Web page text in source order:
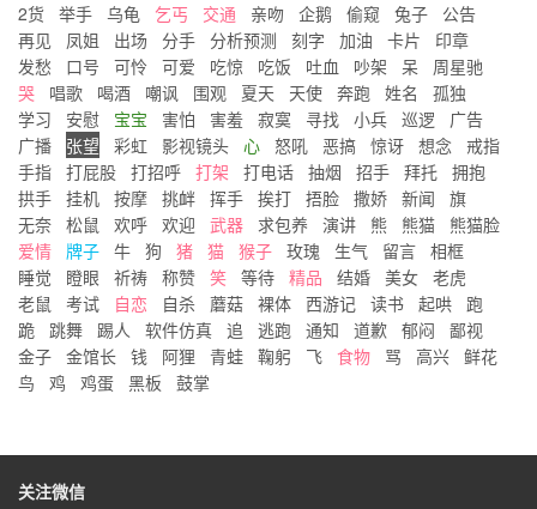
2货 举手 乌龟 乞丐 交通 亲吻 企鹅 偷窥 兔子
公告
再见
凤姐 出场 分手 分析预测 刻字 加油 卡片
印章
发愁
口号 可怜 可爱 吃惊 吃饭 吐血 吵架 呆
周星驰
哭
唱歌 喝酒 嘲讽 围观 夏天 天使 奔跑 姓名
孤独
学习
安慰 宝宝 害怕 害羞 寂寞 寻找 小兵 巡逻
广告
广播
张望 彩虹 影视镜头 心 怒吼 恶搞 惊讶 想念
戒指
手指 打屁股 打招呼 打架 打电话 抽烟 招手 拜托 拥抱
拱手 挂机 按摩 挑衅 挥手 挨打 捂脸 撒娇 新闻
旗
无奈 松鼠 欢呼 欢迎 武器 求包养 演讲 熊 熊猫
熊猫脸
爱情 牌子 牛 狗 猪 猫 猴子 玫瑰 生气 留言 相框
睡觉
瞪眼 祈祷 称赞 笑 等待 精品 结婚 美女 老虎
老鼠
考试 自恋 自杀 蘑菇 裸体 西游记 读书 起哄
跑
跪
跳舞 踢人 软件仿真 追 逃跑 通知 道歉 郁闷
鄙视
金子 金馆长 钱 阿狸 青蛙 鞠躬 飞 食物 骂 高兴 鲜花
鸟
鸡 鸡蛋 黑板 鼓掌
关注微信